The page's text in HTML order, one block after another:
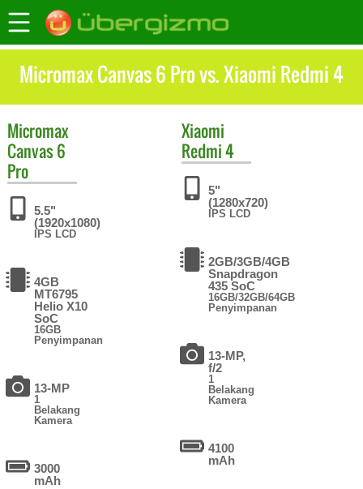
Micromax Canvas 6 Pro vs. Xiaomi Redmi 4
Micromax
Canvas 6
Pro
5.5"
(1920x1080)
IPS LCD
4GB
MT6795
Helio X10
SoC
16GB
Penyimpanan
13-MP
1
Belakang
Kamera
3000
mAh
Xiaomi
Redmi 4
5"
(1280x720)
IPS LCD
2GB/3GB/4GB
Snapdragon
435 SoC
16GB/32GB/64GB
Penyimpanan
13-MP,
f/2
1
Belakang
Kamera
4100
mAh